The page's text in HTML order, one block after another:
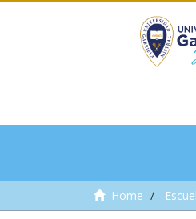
Home